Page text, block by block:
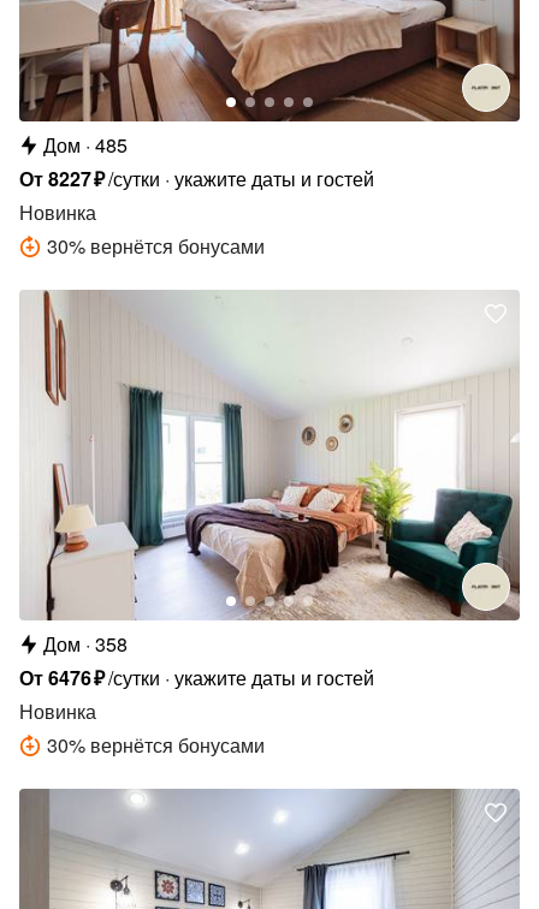
Дом 485
От8227₽/сутки укажите даты и гостей
Новинка
30% вернётся бонусами
Дом 358
От6476₽/сутки укажите даты и гостей
Новинка
30% вернётся бонусами